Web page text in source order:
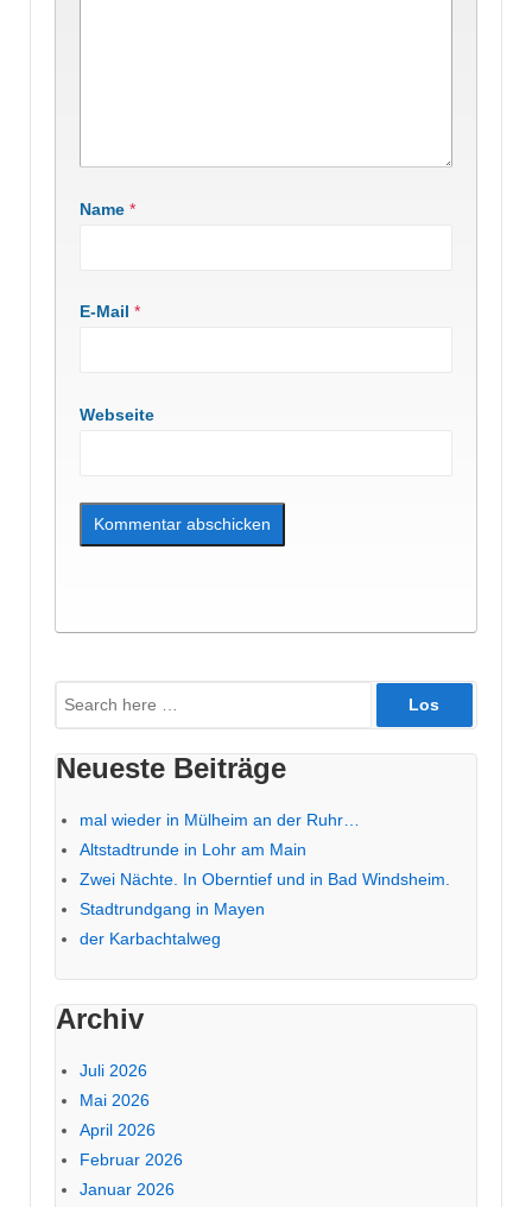
Name *
E-Mail *
Webseite
Suche
nach:
Neueste Beiträge
mal wieder in Mülheim an der Ruhr…
Altstadtrunde in Lohr am Main
Zwei Nächte. In Oberntief und in Bad Windsheim.
Stadtrundgang in Mayen
der Karbachtalweg
Archiv
Juli 2026
Mai 2026
April 2026
Februar 2026
Januar 2026